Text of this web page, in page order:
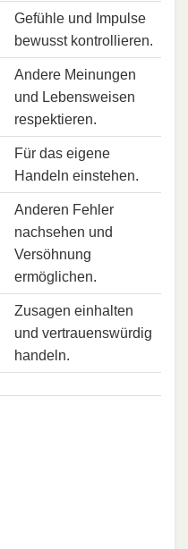
Gefühle und Impulse
bewusst kontrollieren.
Andere Meinungen
und Lebensweisen
respektieren.
Für das eigene
Handeln einstehen.
Anderen Fehler
nachsehen und
Versöhnung
ermöglichen.
Zusagen einhalten
und vertrauenswürdig
handeln.